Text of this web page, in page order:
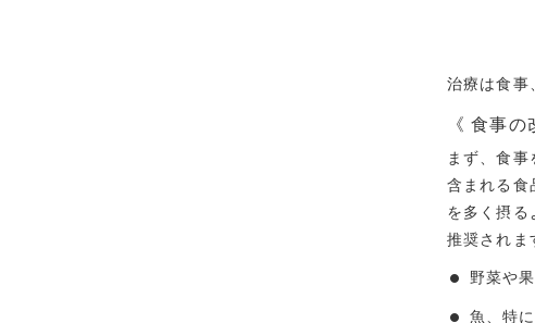
治療は食事
《 食事の
まず、食事
含まれる食
を多く摂る
推奨されま
野菜や
魚、特